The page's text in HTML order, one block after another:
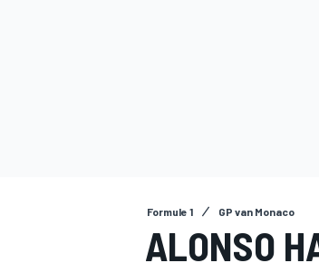
Formule 1 GP van Monaco
ALONSO